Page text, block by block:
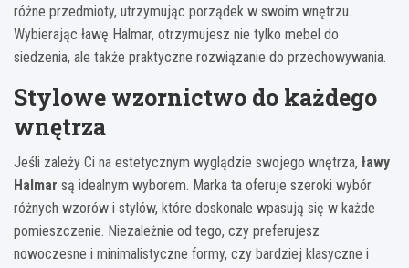
różne przedmioty, utrzymując porządek w swoim wnętrzu.
Wybierając ławę Halmar, otrzymujesz nie tylko mebel do
siedzenia, ale także praktyczne rozwiązanie do przechowywania.
Stylowe wzornictwo do każdego
wnętrza
Jeśli zależy Ci na estetycznym wyglądzie swojego wnętrza, ławy
Halmar są idealnym wyborem. Marka ta oferuje szeroki wybór
różnych wzorów i stylów, które doskonale wpasują się w każde
pomieszczenie. Niezależnie od tego, czy preferujesz
nowoczesne i minimalistyczne formy, czy bardziej klasyczne i